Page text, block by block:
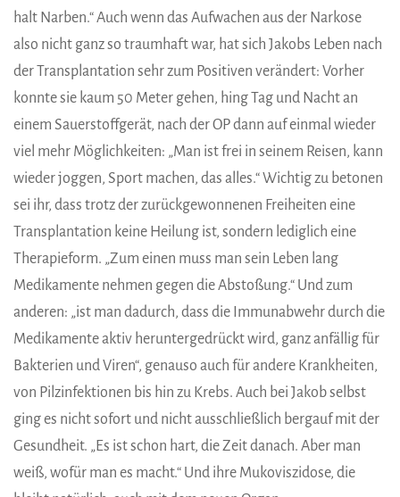
halt Narben.“ Auch wenn das Aufwachen aus der Narkose
also nicht ganz so traumhaft war, hat sich Jakobs Leben nach
der Transplantation sehr zum Positiven verändert: Vorher
konnte sie kaum 50 Meter gehen, hing Tag und Nacht an
einem Sauerstoffgerät, nach der OP dann auf einmal wieder
viel mehr Möglichkeiten: „Man ist frei in seinem Reisen, kann
wieder joggen, Sport machen, das alles.“ Wichtig zu betonen
sei ihr, dass trotz der zurückgewonnenen Freiheiten eine
Transplantation keine Heilung ist, sondern lediglich eine
Therapieform. „Zum einen muss man sein Leben lang
Medikamente nehmen gegen die Abstoßung.“ Und zum
anderen: „ist man dadurch, dass die Immunabwehr durch die
Medikamente aktiv heruntergedrückt wird, ganz anfällig für
Bakterien und Viren“, genauso auch für andere Krankheiten,
von Pilzinfektionen bis hin zu Krebs. Auch bei Jakob selbst
ging es nicht sofort und nicht ausschließlich bergauf mit der
Gesundheit. „Es ist schon hart, die Zeit danach. Aber man
weiß, wofür man es macht.“ Und ihre Mukoviszidose, die